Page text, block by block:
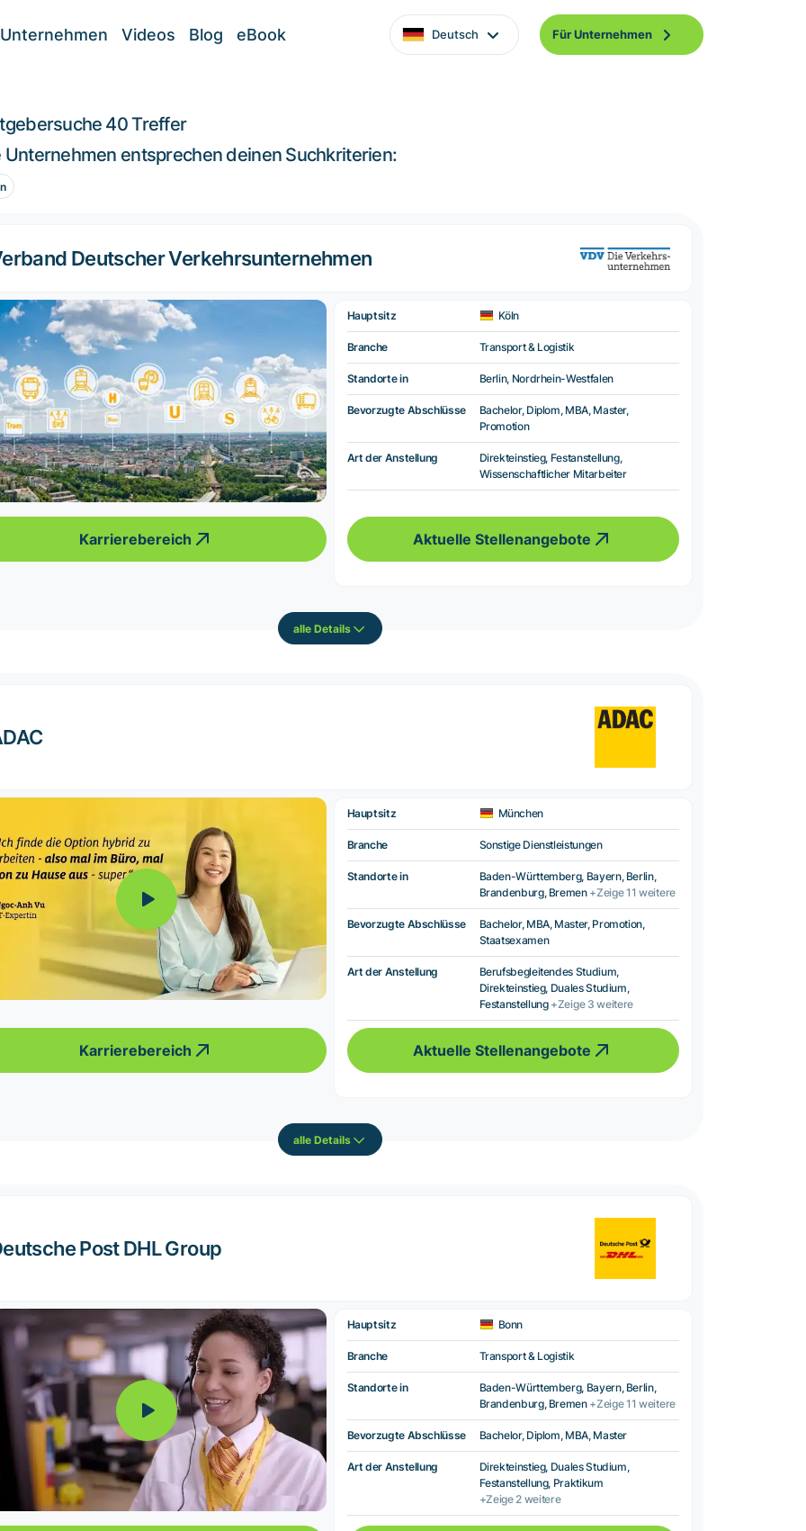
Unternehmen Videos Blog eBook Deutsch Für Unternehmen
40 Treffer
Unternehmen entsprechen deinen Suchkriterien:
Deutscher Verkehrsunternehmen
Karrierebereich
Hauptsitz Köln
Branche Transport & Logistik
Standorte in Berlin, Nordrhein-Westfalen
Bevorzugte Abschlüsse
Bachelor, Diplom, MBA, Master,
Promotion
Art der Anstellung
Direkteinstieg, Festanstellung,
Wissenschaftlicher Mitarbeiter
Aktuelle Stellenangebote
alle Details
Karrierebereich
Hauptsitz München
Branche Sonstige Dienstleistungen
Standorte in
Baden-Württemberg, Bayern, Berlin,
Brandenburg, Bremen +Zeige 11 weitere
Bevorzugte Abschlüsse
Bachelor, MBA, Master, Promotion,
Staatsexamen
Art der Anstellung
Berufsbegleitendes Studium,
Direkteinstieg, Duales Studium,
Festanstellung +Zeige 3 weitere
Aktuelle Stellenangebote
alle Details
Post DHL Group
Hauptsitz Bonn
Branche Transport & Logistik
Standorte in
Baden-Württemberg, Bayern, Berlin,
Brandenburg, Bremen +Zeige 11 weitere
Bevorzugte Abschlüsse Bachelor, Diplom, MBA, Master
Art der Anstellung
Direkteinstieg, Duales Studium,
Festanstellung, Praktikum
+Zeige 2 weitere